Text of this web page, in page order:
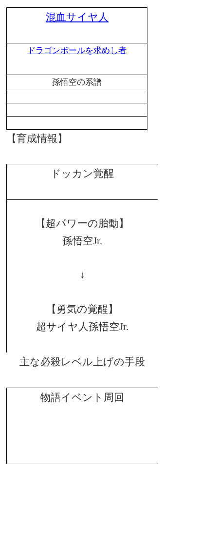
混血サイヤ人
ドラゴンボールを求めし者
孫悟空の系譜
【育成情報】
ドッカン覚醒
【超パワーの胎動】
孫悟空Jr.
↓
【勇気の覚醒】
超サイヤ人孫悟空Jr.
主な必殺レベル上げの手段
物語イベント周回